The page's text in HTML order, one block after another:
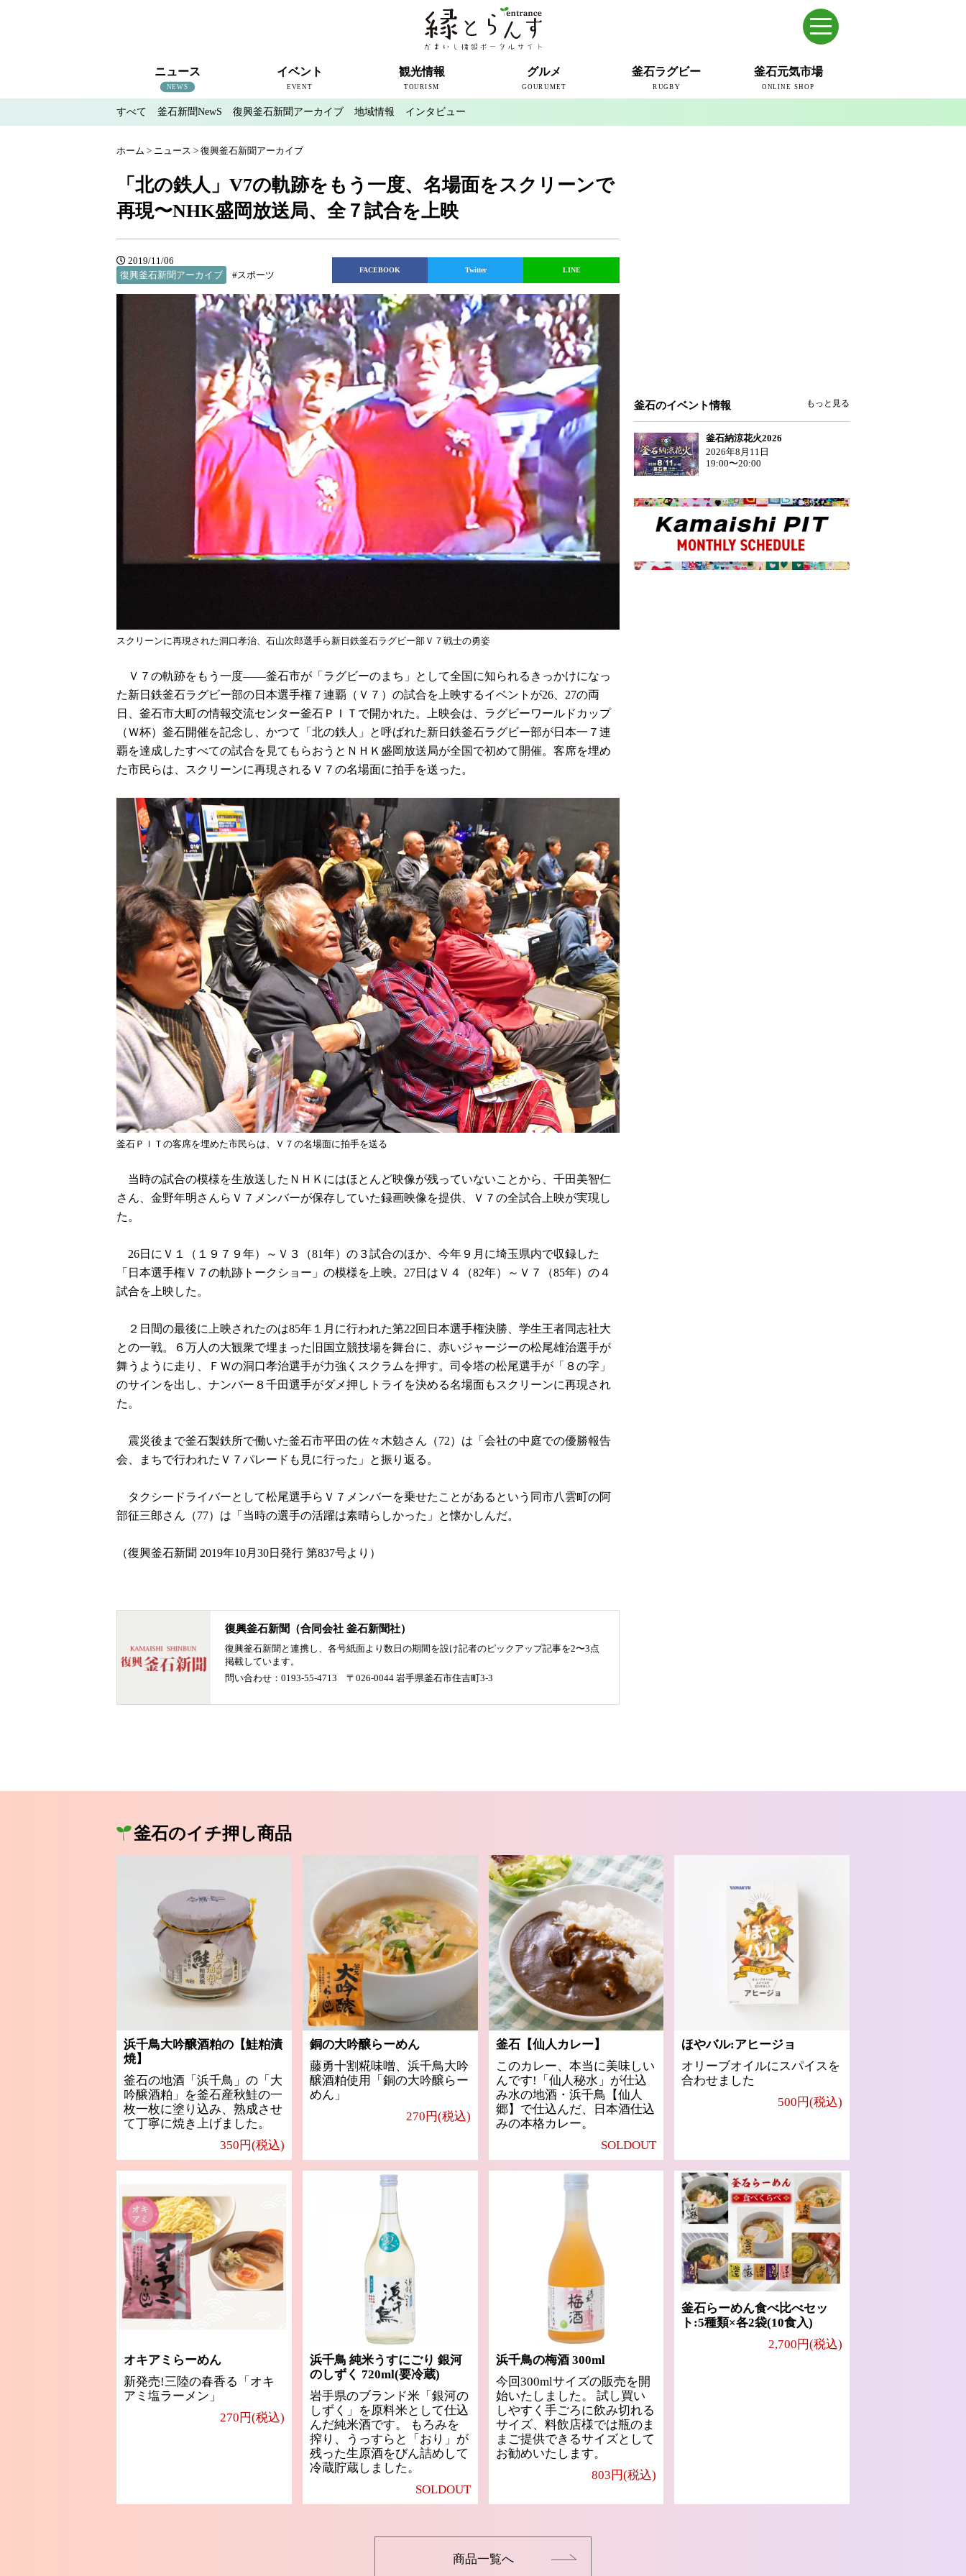
ニュース
NEWS
すべて
釜石新聞NewS
復興釜石新聞アーカイブ
地域情報
インタビュー
イベント
EVENT
釜石のイベント情報
観光情報
TOURISM
近代製鉄発祥の地
観光スポット
宿泊情報
釜石情報交流センター
魚河岸テラス
うのすまい・トモス
根浜シーサイド
SL銀河
三陸鉄道
グルメ
GOURUMET
釜石ラグビー
RUGBY
釜石元気市場
ONLINE SHOP
すべて 釜石新聞NewS 復興釜石新聞アーカイブ 地域情報 インタビュー
ホーム > ニュース > 復興釜石新聞アーカイブ
「北の鉄人」V7の軌跡をもう一度、名場面をスクリーンで
再現〜NHK盛岡放送局、全７試合を上映
2019/11/06
復興釜石新聞アーカイブ
#スポーツ FACEBOOK Twitter LINE
スクリーンに再現された洞口孝治、石山次郎選手ら新日鉄釜石ラグビー部Ｖ７戦士の勇姿
Ｖ７の軌跡をもう一度――釜石市が「ラグビーのまち」として全国に知られるきっかけになっ
た新日鉄釜石ラグビー部の日本選手権７連覇（Ｖ７）の試合を上映するイベントが26、27の両
日、釜石市大町の情報交流センター釜石ＰＩＴで開かれた。上映会は、ラグビーワールドカップ
（Ｗ杯）釜石開催を記念し、かつて「北の鉄人」と呼ばれた新日鉄釜石ラグビー部が日本一７連
覇を達成したすべての試合を見てもらおうとＮＨＫ盛岡放送局が全国で初めて開催。客席を埋め
た市民らは、スクリーンに再現されるＶ７の名場面に拍手を送った。
釜石ＰＩＴの客席を埋めた市民らは、Ｖ７の名場面に拍手を送る
当時の試合の模様を生放送したＮＨＫにはほとんど映像が残っていないことから、千田美智仁
さん、金野年明さんらＶ７メンバーが保存していた録画映像を提供、Ｖ７の全試合上映が実現し
た。
26日にＶ１（１９７９年）～Ｖ３（81年）の３試合のほか、今年９月に埼玉県内で収録した
「日本選手権Ｖ７の軌跡トークショー」の模様を上映。27日はＶ４（82年）～Ｖ７（85年）の４
試合を上映した。
２日間の最後に上映されたのは85年１月に行われた第22回日本選手権決勝、学生王者同志社大
との一戦。６万人の大観衆で埋まった旧国立競技場を舞台に、赤いジャージーの松尾雄治選手が
舞うように走り、ＦＷの洞口孝治選手が力強くスクラムを押す。司令塔の松尾選手が「８の字」
のサインを出し、ナンバー８千田選手がダメ押しトライを決める名場面もスクリーンに再現され
た。
震災後まで釜石製鉄所で働いた釜石市平田の佐々木勊さん（72）は「会社の中庭での優勝報告
会、まちで行われたＶ７パレードも見に行った」と振り返る。
タクシードライバーとして松尾選手らＶ７メンバーを乗せたことがあるという同市八雲町の阿
部征三郎さん（77）は「当時の選手の活躍は素晴らしかった」と懐かしんだ。
（復興釜石新聞 2019年10月30日発行 第837号より）
復興釜石新聞（合同会社 釜石新聞社）
復興釜石新聞と連携し、各号紙面より数日の期間を設け記者のピックアップ記事を2〜3点
掲載しています。
問い合わせ：0193-55-4713 〒026-0044 岩手県釜石市住吉町3-3
釜石のイベント情報 もっと見る
釜石納涼花火2026
2026年8月11日
19:00〜20:00
釜石のイチ押し商品
浜千鳥大吟醸酒粕の【鮭粕漬
焼】
釜石の地酒「浜千鳥」の「大
吟醸酒粕」を釜石産秋鮭の一
枚一枚に塗り込み、熟成させ
て丁寧に焼き上げました。
350円(税込)
銅の大吟醸らーめん
藤勇十割糀味噌、浜千鳥大吟
醸酒粕使用「銅の大吟醸らー
めん」
270円(税込)
釜石【仙人カレー】
このカレー、本当に美味しい
んです!「仙人秘水」が仕込
み水の地酒・浜千鳥【仙人
郷】で仕込んだ、日本酒仕込
みの本格カレー。
SOLDOUT
ほやバル:アヒージョ
オリーブオイルにスパイスを
合わせました
500円(税込)
オキアミらーめん
新発売!三陸の春香る「オキ
アミ塩ラーメン」
270円(税込)
浜千鳥 純米うすにごり 銀河
のしずく 720ml(要冷蔵)
岩手県のブランド米「銀河の
しずく」を原料米として仕込
んだ純米酒です。 もろみを
搾り、うっすらと「おり」が
残った生原酒をびん詰めして
冷蔵貯蔵しました。
SOLDOUT
浜千鳥の梅酒 300ml
今回300mlサイズの販売を開
始いたしました。 試し買い
しやすく手ごろに飲み切れる
サイズ、料飲店様では瓶のま
まご提供できるサイズとして
お勧めいたします。
803円(税込)
釜石らーめん食べ比べセッ
ト:5種類×各2袋(10食入)
2,700円(税込)
商品一覧へ